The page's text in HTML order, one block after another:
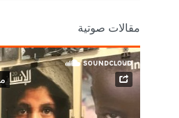
مقالات صوتية